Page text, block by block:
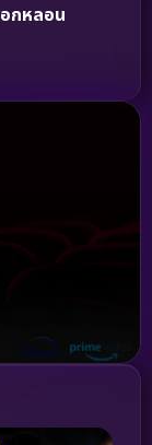
กหลอน